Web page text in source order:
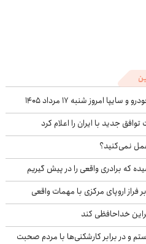
امروز شنبه ۱۷ مرداد ۱۴۰۵
جدید با ایران را اعلام کرد
عمل نمی‌کنید؟
که برادری واقعی را در پیش گیریم
خداحافظی کند
و در برابر کارشکنی‌ها با مردم صحبت